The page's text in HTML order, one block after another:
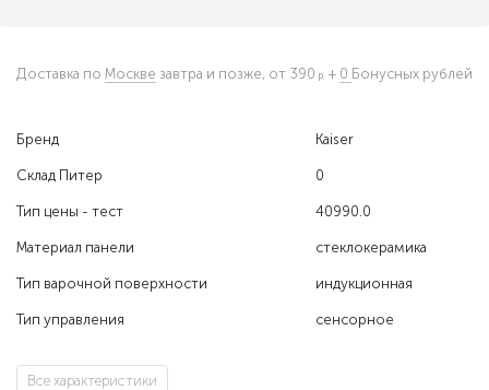
Бренд Kaiser
Склад Питер 0
Тип цены - тест 40990.0
Материал панели стеклокерамика
Тип варочной поверхности индукционная
Тип управления сенсорное
Все характеристики
Доставка по Москве завтра и позже, от 390 + 0 Бонусных рублей